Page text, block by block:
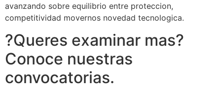
avanzando sobre equilibrio entre proteccion,
competitividad movernos novedad tecnologica.
?Queres examinar mas?
Conoce nuestras
convocatorias.